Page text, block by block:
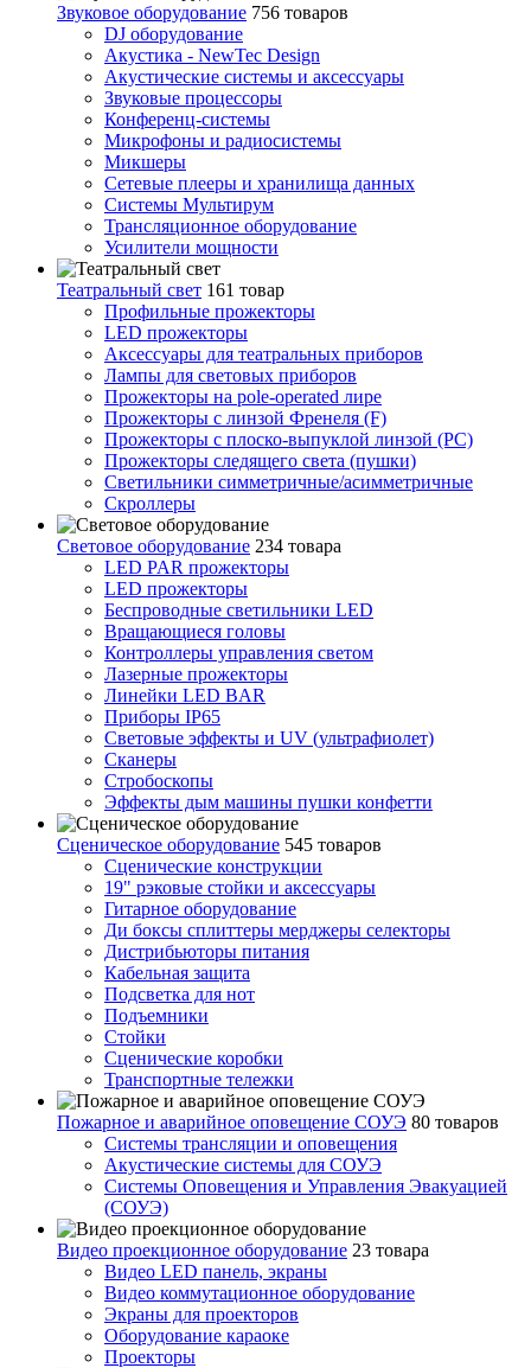
Звуковое оборудование 756 товаров
DJ оборудование
Акустика - NewTec Design
Акустические системы и аксессуары
Звуковые процессоры
Конференц-системы
Микрофоны и радиосистемы
Микшеры
Сетевые плееры и хранилища данных
Системы Мультирум
Трансляционное оборудование
Усилители мощности
Театральный свет 161 товар
Профильные прожекторы
LED прожекторы
Аксессуары для театральных приборов
Лампы для световых приборов
Прожекторы на pole-operated лире
Прожекторы с линзой Френеля (F)
Прожекторы с плоско-выпуклой линзой (PC)
Прожекторы следящего света (пушки)
Светильники симметричные/асимметричные
Скроллеры
Световое оборудование 234 товара
LED PAR прожекторы
LED прожекторы
Беспроводные светильники LED
Вращающиеся головы
Контроллеры управления светом
Лазерные прожекторы
Линейки LED BAR
Приборы IP65
Световые эффекты и UV (ультрафиолет)
Сканеры
Стробоскопы
Эффекты дым машины пушки конфетти
Сценическое оборудование 545 товаров
Сценические конструкции
19" рэковые стойки и аксесcуары
Гитарное оборудование
Ди боксы сплиттеры мерджеры селекторы
Дистрибьюторы питания
Кабельная защита
Подсветка для нот
Подъемники
Стойки
Сценические коробки
Транспортные тележки
Пожарное и аварийное оповещение СОУЭ 80 товаров
Cистемы трансляции и оповещения
Акустические системы для СОУЭ
Системы Оповещения и Управления Эвакуацией
(СОУЭ)
Видео проекционное оборудование 23 товара
Видео LED панель, экраны
Видео коммутационное оборудование
Экраны для проекторов
Оборудование караоке
Проекторы